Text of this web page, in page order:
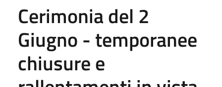
Cerimonia del 2
Giugno - temporanee
chiusure e